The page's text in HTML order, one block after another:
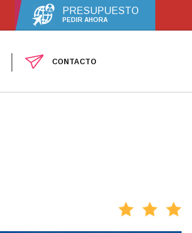
PRESUPUESTO
PEDIR AHORA
CONTACTO